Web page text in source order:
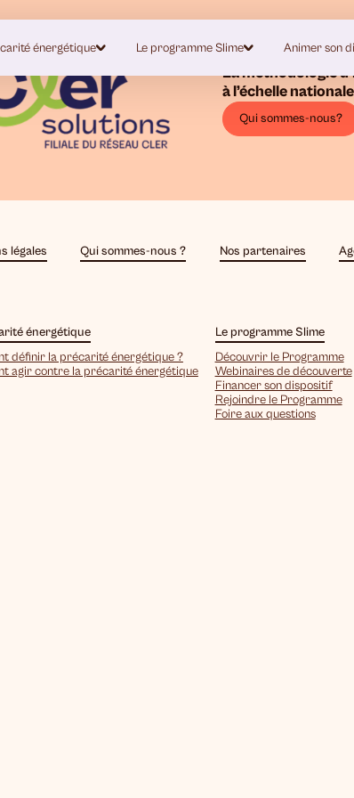
énergétique Le programme Slime Animer son
La méthodologie
à l’échelle
Qui sommes-nous?
légales Qui sommes-nous ? Nos partenaires
énergétique
définir la précarité énergétique ?
agir contre la précarité énergétique
Le programme Slime
Découvrir le Programme
Webinaires de découverte
Financer son dispositif
Rejoindre le Programme
Foire aux questions